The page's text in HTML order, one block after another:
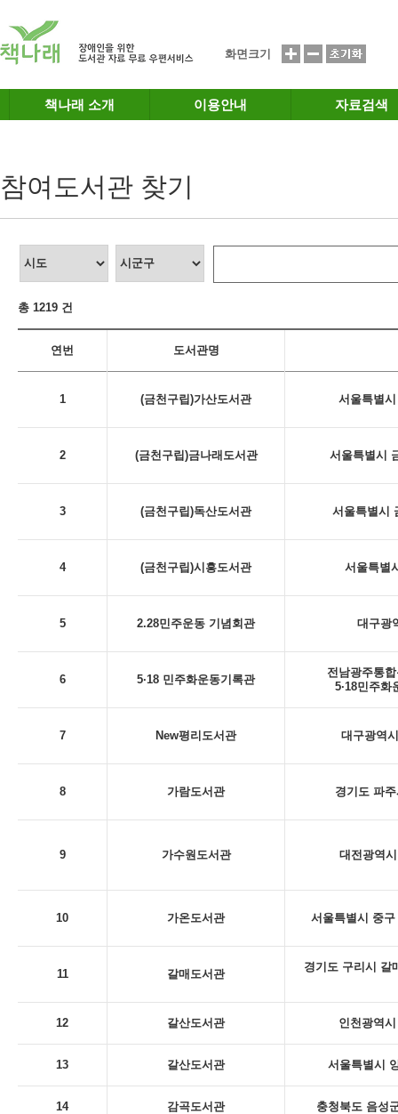
화면크기
책나래 소개 이용안내 자료검색
참여도서관 찾기
총 1219 건
연번 도서관명
1 (금천구립)가산도서관 서울특별
2 (금천구립)금나래도서관 서울특별시
3 (금천구립)독산도서관 서울특별시
4 (금천구립)시흥도서관 서울특별
5 2.28민주운동 기념회관 대구광
6 5·18 민주화운동기록관
전남광주통
5·18민주화
7 New평리도서관 대구광역
8 가람도서관 경기도 파
9 가수원도서관 대전광역
10 가온도서관 서울특별시 중
11 갈매도서관
경기도 구리시 갈
12 갈산도서관 인천광역
13 갈산도서관 서울특별시
14 감곡도서관 충청북도 음성